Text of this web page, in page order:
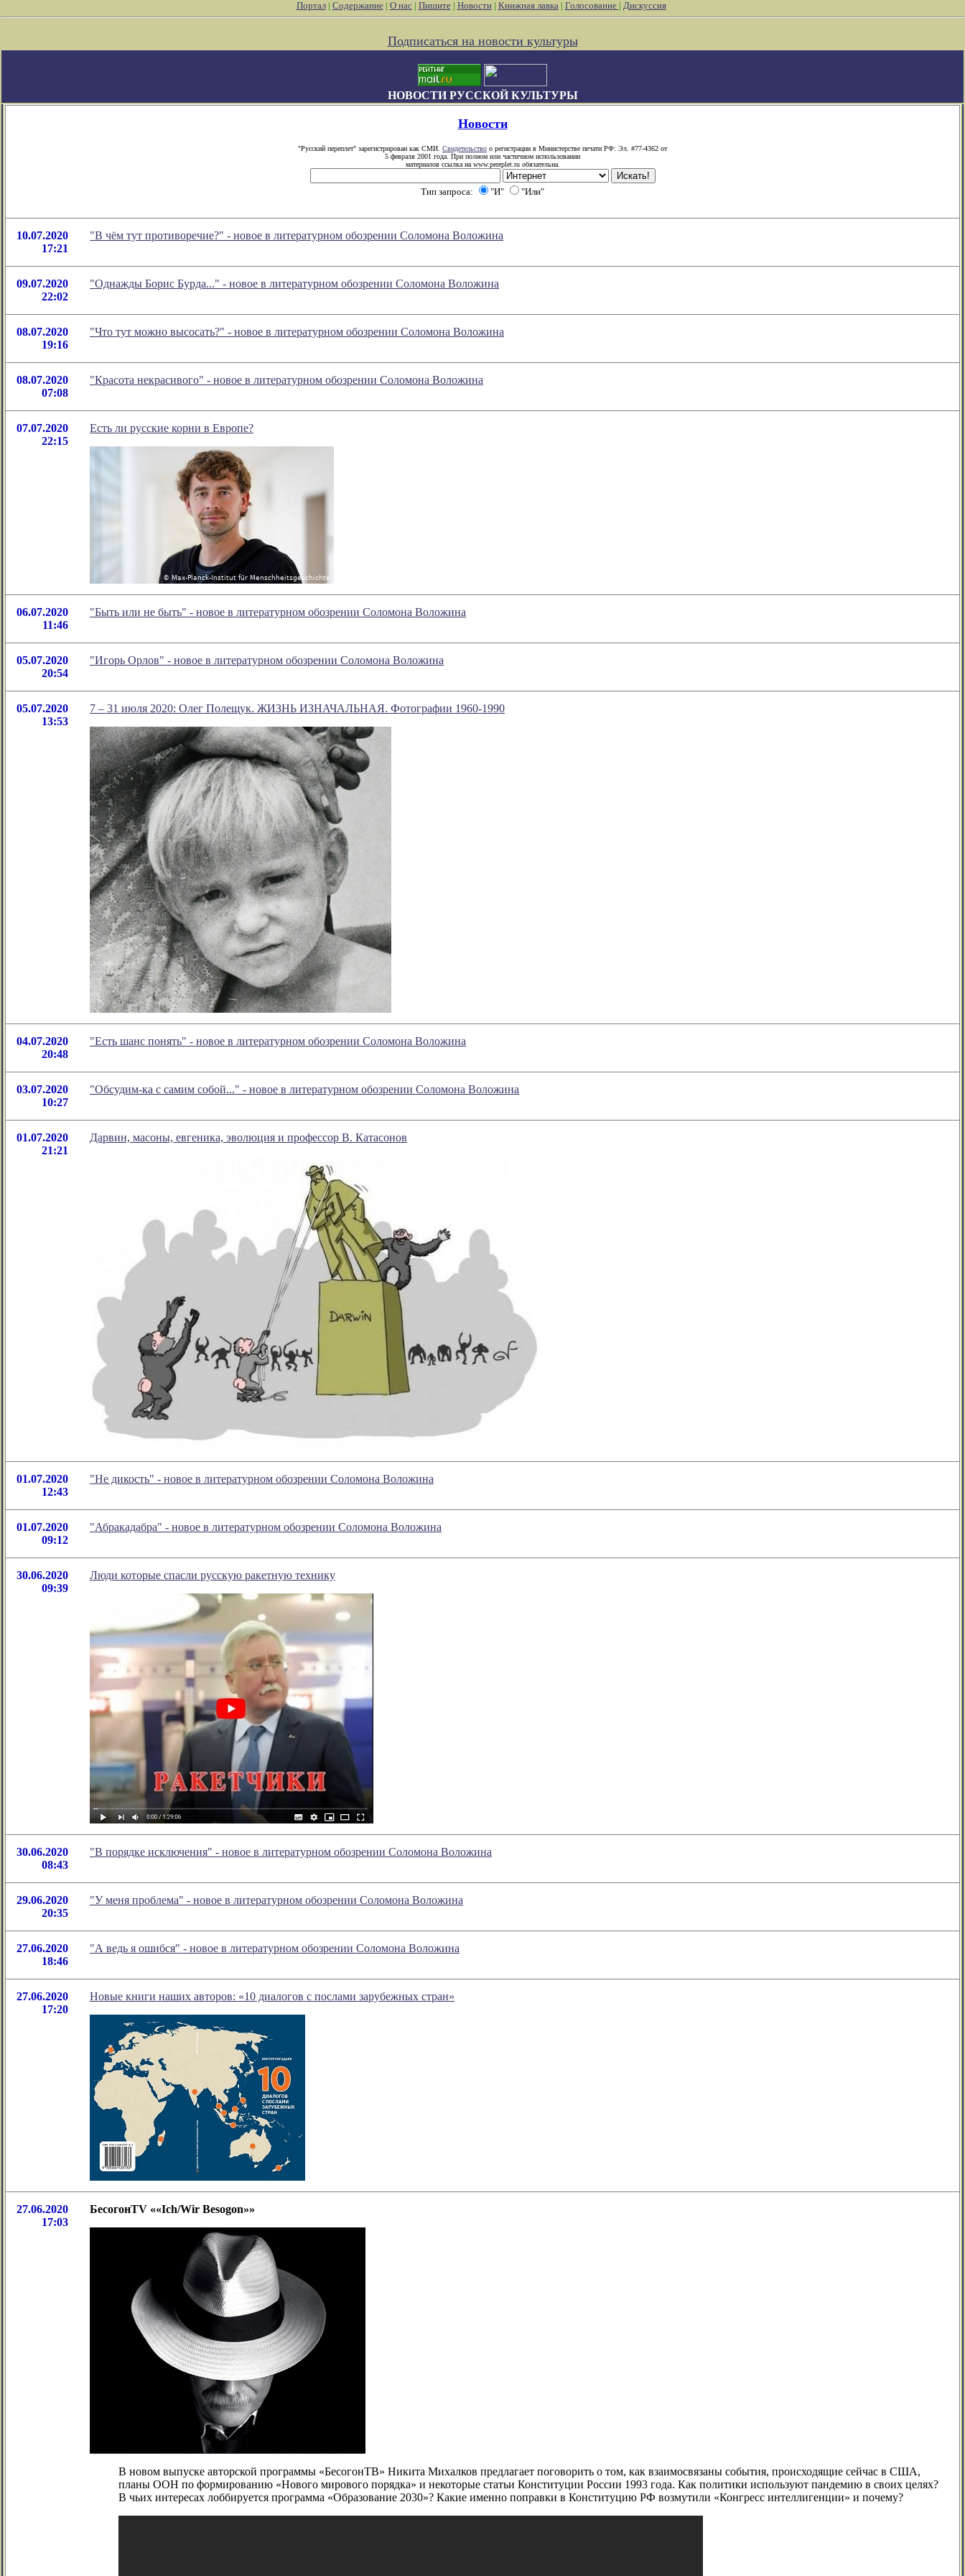
Портал| Содержание| О нас| Пишите| Новости| Книжная лавка| Голосование | Дискуссия
Подписаться на новости культуры
НОВОСТИ РУССКОЙ КУЛЬТУРЫ
Новости
"Русский переплет" зарегистрирован как СМИ. Свидетельство о регистрации в Министерстве печати РФ: Эл. #77-4362 от
5 февраля 2001 года. При полном или частичном использовании
материалов ссылка на www.pereplet.ru обязательна.
Тип запроса: "И" "Или"
10.07.2020
17:21
"В чём тут противоречие?" - новое в литературном обозрении Соломона Воложина
09.07.2020
22:02
"Однажды Борис Бурда..." - новое в литературном обозрении Соломона Воложина
08.07.2020
19:16
"Что тут можно высосать?" - новое в литературном обозрении Соломона Воложина
08.07.2020
07:08
"Красота некрасивого" - новое в литературном обозрении Соломона Воложина
07.07.2020
22:15
Есть ли русские корни в Европе?
06.07.2020
11:46
"Быть или не быть" - новое в литературном обозрении Соломона Воложина
05.07.2020
20:54
"Игорь Орлов" - новое в литературном обозрении Соломона Воложина
05.07.2020
13:53
7 – 31 июля 2020: Олег Полещук. ЖИЗНЬ ИЗНАЧАЛЬНАЯ. Фотографии 1960-1990
04.07.2020
20:48
"Есть шанс понять" - новое в литературном обозрении Соломона Воложина
03.07.2020
10:27
"Обсудим-ка с самим собой..." - новое в литературном обозрении Соломона Воложина
01.07.2020
21:21
Дарвин, масоны, евгеника, эволюция и профессор В. Катасонов
01.07.2020
12:43
"Не дикость" - новое в литературном обозрении Соломона Воложина
01.07.2020
09:12
"Абракадабра" - новое в литературном обозрении Соломона Воложина
30.06.2020
09:39
Люди которые спасли русскую ракетную технику
30.06.2020
08:43
"В порядке исключения" - новое в литературном обозрении Соломона Воложина
29.06.2020
20:35
"У меня проблема" - новое в литературном обозрении Соломона Воложина
27.06.2020
18:46
"А ведь я ошибся" - новое в литературном обозрении Соломона Воложина
27.06.2020
17:20
Новые книги наших авторов: «10 диалогов с послами зарубежных стран»
27.06.2020
17:03
БесогонTV ««Ich/Wir Besogon»»
В новом выпуске авторской программы «БесогонТВ» Никита Михалков предлагает поговорить о том, как взаимосвязаны события, происходящие сейчас в США,
планы ООН по формированию «Нового мирового порядка» и некоторые статьи Конституции России 1993 года. Как политики используют пандемию в своих целях?
В чьих интересах лоббируется программа «Образование 2030»? Какие именно поправки в Конституцию РФ возмутили «Конгресс интеллигенции» и почему?